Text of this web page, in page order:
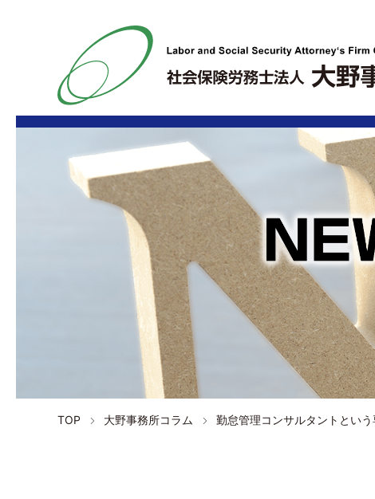
TOP 大野事務所コラム 勤怠管理コンサルタントとい